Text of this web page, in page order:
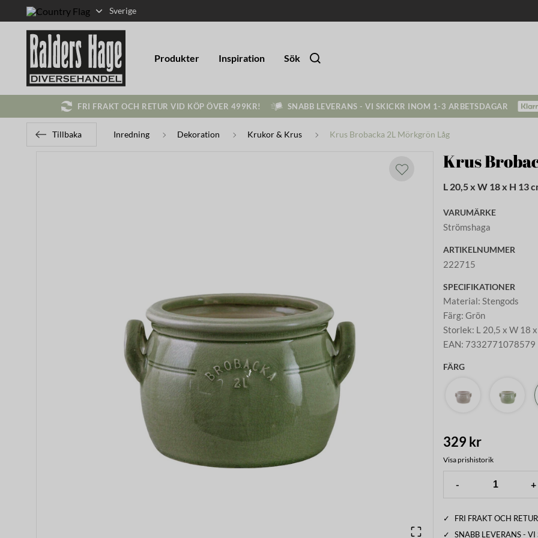
Sverige
Produkter Inspiration Sök
FRI FRAKT OCH RETUR VID KÖP ÖVER 499KR! SNABB LEVERANS - VI SKICKR INOM 1-3 ARBETSDAGAR
Tillbaka Inredning Dekoration Krukor & Krus Krus Brobacka 2L Mörkgrön Låg
Krus
L 20,5 x W 18 x H 13
VARUMÄRKE
Strömshaga
ARTIKELNUMMER
222715
SPECIFIKATIONER
Material:Stengods
Färg:Grön
Storlek: L 20,5 x W 18
EAN: 7332771078579
FÄRG
329 kr
Visa prishistorik
- +
✓
FRI FRAKT OCH
✓
SNABB LEVERANS -